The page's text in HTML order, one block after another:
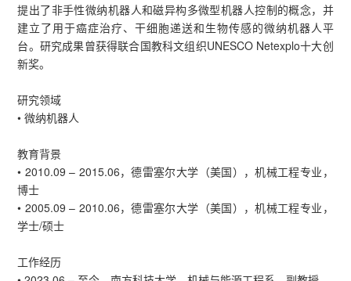
提出了非手性微纳机器人和磁异构多微型机器人控制的概念，并
建立了用于癌症治疗、干细胞递送和生物传感的微纳机器人平
台。研究成果曾获得联合国教科文组织UNESCO Netexplo十大创
新奖。
研究领域
• 微纳机器人
教育背景
• 2010.09 – 2015.06，德雷塞尔大学（美国），机械工程专业，
博士
• 2005.09 – 2010.06，德雷塞尔大学（美国），机械工程专业，
学士/硕士
工作经历